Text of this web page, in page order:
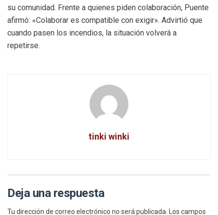
su comunidad. Frente a quienes piden colaboración, Puente
afirmó: «Colaborar es compatible con exigir». Advirtió que
cuando pasen los incendios, la situación volverá a
repetirse.
tinki winki
Deja una respuesta
Tu dirección de correo electrónico no será publicada. Los campos